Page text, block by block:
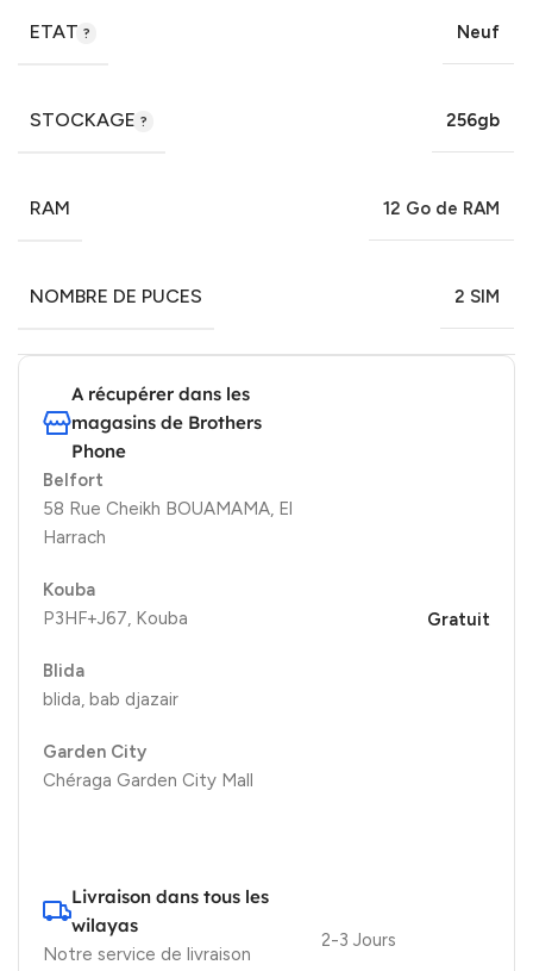
ETAT Neuf
STOCKAGE 256gb
RAM 12 Go de RAM
NOMBRE DE PUCES 2 SIM
A récupérer dans les
magasins de Brothers
Phone
Belfort
58 Rue Cheikh BOUAMAMA, El
Harrach
Kouba
P3HF+J67, Kouba
Blida
blida, bab djazair
Garden City
Chéraga Garden City Mall
Gratuit
Livraison dans tous les
wilayas
Notre service de livraison
2-3 Jours